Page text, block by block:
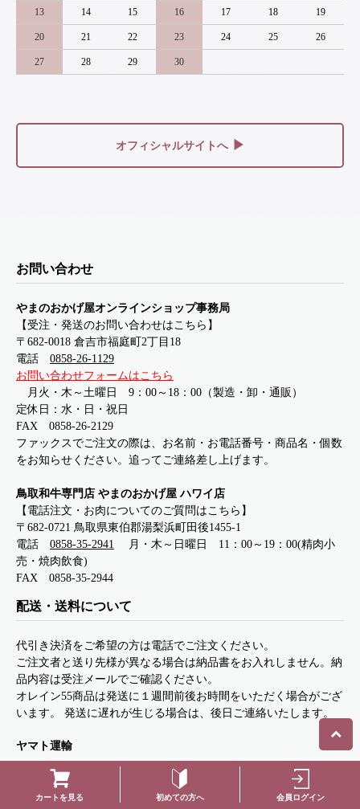
13 14 15 16 17 18 19
20 21 22 23 24 25 26
27 28 29 30
オフィシャルサイトへ ▶
お問い合わせ
やまのおかげ屋オンラインショップ事務局
【受注・発送のお問い合わせはこちら】
〒682-0018 倉吉市福庭町2丁目18
電話 0858-26-1129
お問い合わせフォームはこちら
月火・木～土曜日 9：00～18：00（製造・卸・通販）
定休日：水・日・祝日
FAX 0858-26-2129
ファックスでご注文の際は、お名前・お電話番号・商品名・個数
をお知らせください。追ってご連絡差し上げます。
鳥取和牛専門店 やまのおかげ屋 ハワイ店
【電話注文・お肉についてのご質問はこちら】
〒682-0721 鳥取県東伯郡湯梨浜町田後1455-1
電話 0858-35-2941
月・木～日曜日 11：00～19：00(精肉小
売・焼肉飲食)
FAX 0858-35-2944
配送・送料について
代引き決済をご希望の方は電話でご注文ください。
ご注文者と送り先様が異なる場合は納品書をお入れしません。納
品内容は受注メールでご確認ください。
オレイン55商品は発送に１週間前後お時間をいただく場合がござ
います。 発送に遅れが生じる場合は、後日ご連絡いたします。
ヤマト運輸
・ご購入金額が10,000円（税込）以上の場合は、送料無料にてお
カートを見る 初めての方へ 会員ログイン